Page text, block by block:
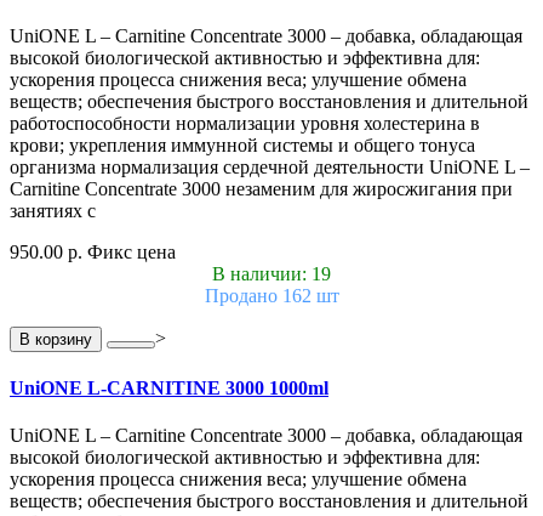
UniONE L – Carnitine Concentrate 3000 – добавка, обладающая
высокой биологической активностью и эффективна для:
ускорения процесса снижения веса; улучшение обмена
веществ; обеспечения быстрого восстановления и длительной
работоспособности нормализации уровня холестерина в
крови; укрепления иммунной системы и общего тонуса
организма нормализация сердечной деятельности UniONE L –
Carnitine Concentrate 3000 незаменим для жиросжигания при
занятиях с
950.00 р. Фикс цена
В наличии: 19
Продано 162 шт
В корзину >
UniONE L-CARNITINE 3000 1000ml
UniONE L – Carnitine Concentrate 3000 – добавка, обладающая
высокой биологической активностью и эффективна для:
ускорения процесса снижения веса; улучшение обмена
веществ; обеспечения быстрого восстановления и длительной